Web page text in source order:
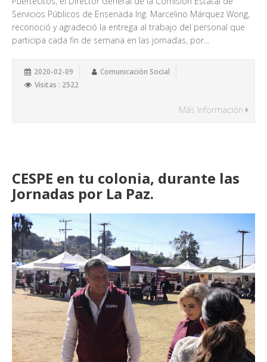
Servicios Públicos de Ensenada Ing. Marcelino Márquez Wong,
reconoció y agradeció la entrega al trabajo del personal que
participa cada fin de semana en las jornadas, por...
2020-02-09
Comunicación Social
Visitas : 2522
Más Información
CESPE en tu colonia, durante las
Jornadas por La Paz.